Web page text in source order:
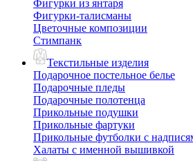
Фигурки из янтаря
Фигурки-талисманы
Цветочные композиции
Стимпанк
Текстильные изделия
Подарочное постельное белье
Подарочные пледы
Подарочные полотенца
Прикольные подушки
Прикольные фартуки
Прикольные футболки с
Халаты с именной вышивкой